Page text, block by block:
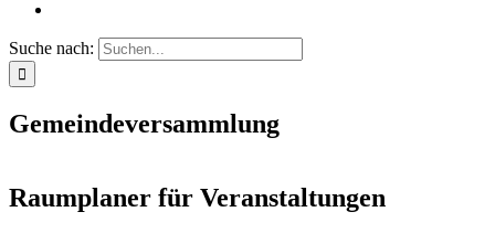
Suche nach:
Gemeindeversammlung
Raumplaner für Veranstaltungen